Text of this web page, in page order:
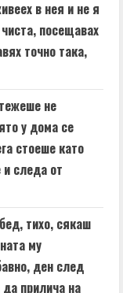
в нея и не я
посещавах
точно така,
не
у дома се
стоеше като
следа от
тихо, сякаш
му
ден след
прилича на